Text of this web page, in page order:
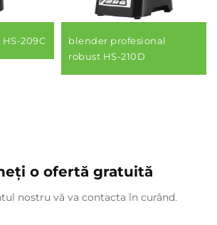
209C
blender profesional
robust HS-210D
o ofertă gratuită
nostru vă va contacta în curând.